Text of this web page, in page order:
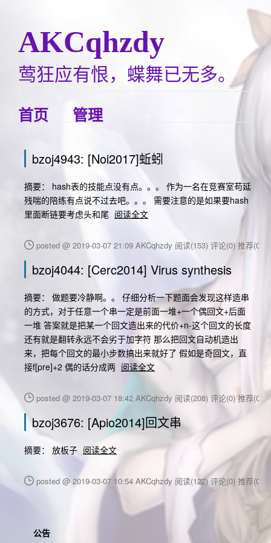
AKCqhzdy
莺狂应有恨，蝶舞已无多。
首页 管理
bzoj4943: [Noi2017]蚯蚓
摘要： hash表的技能点没有点。。。 作为一名在竞赛室苟延
残喘的陪练有点说不过去吧。。。 需要注意的是如果要hash
里面断链要考虑头和尾 阅读全文
posted @ 2019-03-07 21:09 AKCqhzdy 阅读(153) 评论(0) 推荐(0)
bzoj4044: [Cerc2014] Virus synthesis
摘要： 做题要冷静啊。。 仔细分析一下题面会发现这样造串
的方式，对于任意一个串一定是前面一堆+一个偶回文+后面
一堆 答案就是把某一个回文造出来的代价+n-这个回文的长度
还有就是翻转永远不会劣于加字符 那么把回文自动机造出
来，把每个回文的最小步数搞出来就好了 假如是奇回文，直
接f[pre]+2 偶的话分成两 阅读全文
posted @ 2019-03-07 18:42 AKCqhzdy 阅读(208) 评论(0) 推荐(0)
bzoj3676: [Apio2014]回文串
摘要： 放板子 阅读全文
posted @ 2019-03-07 10:54 AKCqhzdy 阅读(122) 评论(0) 推荐(0)
公告